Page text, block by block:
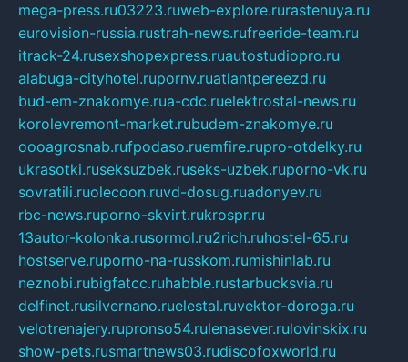
mega-press.ru03223.ruweb-explore.rurastenuya.ru
eurovision-russia.rustrah-news.rufreeride-team.ru
itrack-24.rusexshopexpress.ruautostudiopro.ru
alabuga-cityhotel.rupornv.ruatlantpereezd.ru
bud-em-znakomye.rua-cdc.ruelektrostal-news.ru
korolevremont-market.rubudem-znakomye.ru
oooagrosnab.rufpodaso.ruemfire.rupro-otdelky.ru
ukrasotki.ruseksuzbek.ruseks-uzbek.ruporno-vk.ru
sovratili.ruolecoon.ruvd-dosug.ruadonyev.ru
rbc-news.ruporno-skvirt.rukrospr.ru
13autor-kolonka.rusormol.ru2rich.ruhostel-65.ru
hostserve.ruporno-na-russkom.rumishinlab.ru
neznobi.rubigfatcc.ruhabble.rustarbucksvia.ru
delfinet.rusilvernano.ruelestal.ruvektor-doroga.ru
velotrenajery.rupronso54.rulenasever.rulovinskix.ru
show-pets.rusmartnews03.rudiscofoxworld.ru